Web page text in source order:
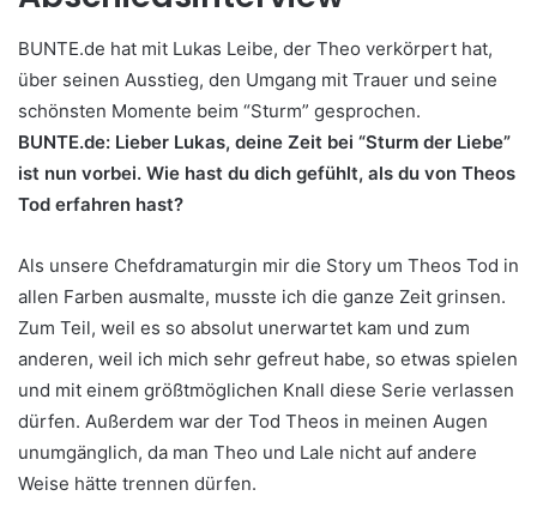
BUNTE.de hat mit Lukas Leibe, der Theo verkörpert hat,
über seinen Ausstieg, den Umgang mit Trauer und seine
schönsten Momente beim “Sturm” gesprochen.
BUNTE.de: Lieber Lukas, deine Zeit bei “Sturm der Liebe”
ist nun vorbei. Wie hast du dich gefühlt, als du von Theos
Tod erfahren hast?
Als unsere Chefdramaturgin mir die Story um Theos Tod in
allen Farben ausmalte, musste ich die ganze Zeit grinsen.
Zum Teil, weil es so absolut unerwartet kam und zum
anderen, weil ich mich sehr gefreut habe, so etwas spielen
und mit einem größtmöglichen Knall diese Serie verlassen
dürfen. Außerdem war der Tod Theos in meinen Augen
unumgänglich, da man Theo und Lale nicht auf andere
Weise hätte trennen dürfen.